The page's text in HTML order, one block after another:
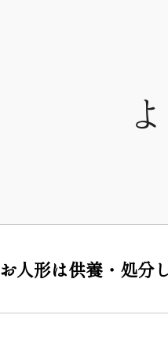
人形は供養・処分